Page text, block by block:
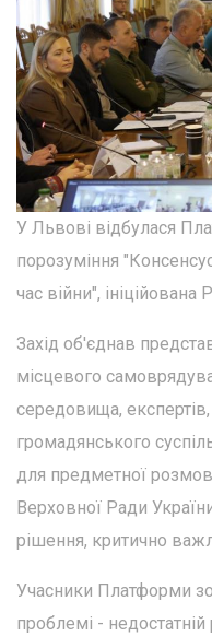
У Львові відбулася
порозуміння
час війни",
Захід об'єднав
місцевого
середовища,
громадянського
для предметної
Верховної Ради
рішення, критично
Учасники Платформи
проблемі - недостатній